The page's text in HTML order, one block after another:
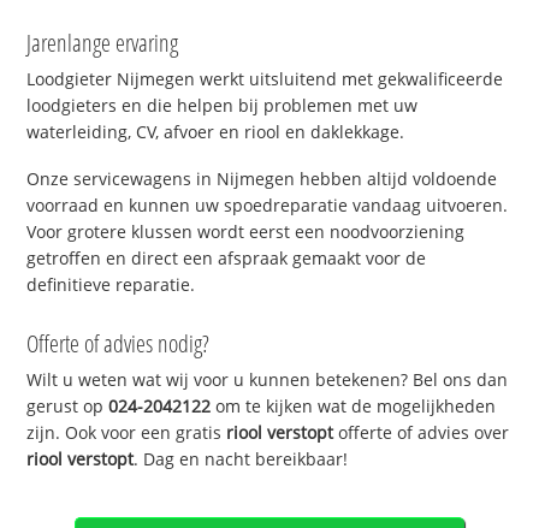
Jarenlange ervaring
Loodgieter Nijmegen werkt uitsluitend met gekwalificeerde
loodgieters en die helpen bij problemen met uw
waterleiding, CV, afvoer en riool en daklekkage.
Onze servicewagens in Nijmegen hebben altijd voldoende
voorraad en kunnen uw spoedreparatie vandaag uitvoeren.
Voor grotere klussen wordt eerst een noodvoorziening
getroffen en direct een afspraak gemaakt voor de
definitieve reparatie.
Offerte of advies nodig?
Wilt u weten wat wij voor u kunnen betekenen? Bel ons dan
gerust op024-2042122 om te kijken wat de mogelijkheden
zijn. Ook voor een gratis riool verstoptofferte of advies over
riool verstopt. Dag en nacht bereikbaar!